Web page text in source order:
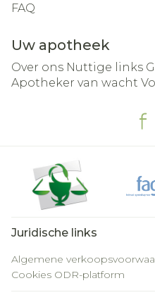
FAQ
Uw apotheek
Over ons Nuttige links
Apotheker van wacht
Juridische links
Algemene
Cookies ODR-platform